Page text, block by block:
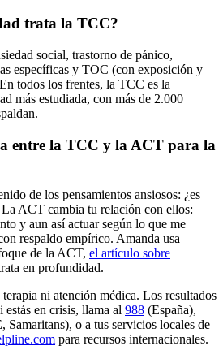
trata la TCC?
social, trastorno de pánico,
específicas y TOC (con exposición y
todos los frentes, la TCC es la
más estudiada, con más de 2.000
entre la TCC y la ACT para la
de los pensamientos ansiosos: ¿es
La ACT cambia tu relación con ellos:
y aun así actuar según lo que me
respaldo empírico. Amanda usa
de la ACT, el artículo sobre
en profundidad.
ni atención médica. Los resultados
estás en crisis, llama al 988 (España),
Samaritans), o a tus servicios locales de
para recursos internacionales.